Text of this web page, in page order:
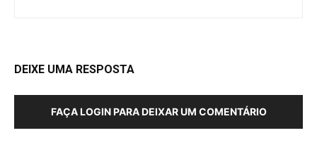
DEIXE UMA RESPOSTA
FAÇA LOGIN PARA DEIXAR UM COMENTÁRIO